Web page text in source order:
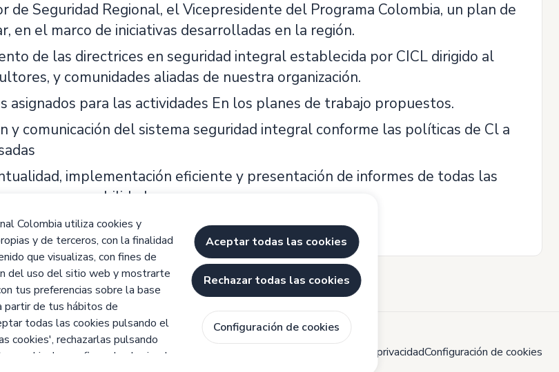
de Seguridad Regional, el Vicepresidente del Programa Colombia, un plan de
en el marco de iniciativas desarrolladas en la región.
de las directrices en seguridad integral establecida por CICL dirigido al
y comunidades aliadas de nuestra organización.
asignados para las actividades En los planes de trabajo propuestos.
y comunicación del sistema seguridad integral conforme las políticas de Cl a
implementación eficiente y presentación de informes de todas las
sus responsabilidades.
Política de privacidadConfiguración de cookies
Colombia utiliza cookies y
y de terceros, con la finalidad
que visualizas, con fines de
del uso del sitio web y mostrarte
tus preferencias sobre la base
partir de tus hábitos de
todas las cookies pulsando el
cookies', rechazarlas pulsando
cookies' o configurarlas haciendo
Aceptar todas las cookies
Rechazar todas las cookies
Configuración de cookies